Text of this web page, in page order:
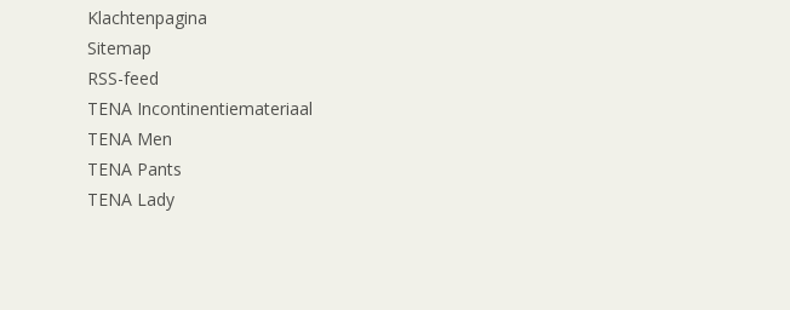
Klachtenpagina
Sitemap
RSS-feed
TENA Incontinentiemateriaal
TENA Men
TENA Pants
TENA Lady